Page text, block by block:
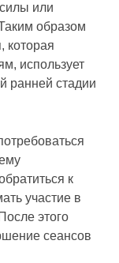
или
образом
которая
использует
ранней стадии
к
участие в
этого
сеансов